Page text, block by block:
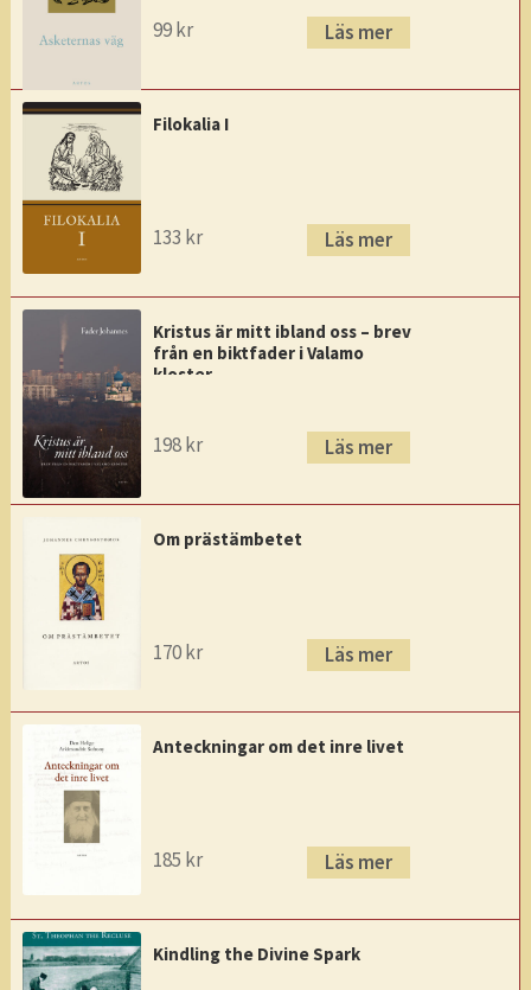
99kr Läs mer
Filokalia I
133 kr Läs mer
Kristus är mitt ibland oss – brev
från en biktfader i Valamo
kloster
198kr Läs mer
Om prästämbetet
170kr Läs mer
Anteckningar om det inre livet
185 kr Läs mer
Kindling the Divine Spark